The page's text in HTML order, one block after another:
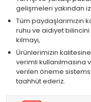
gelişmeleri yakından
Tüm paydaşlarımızın
ruhu ve aidiyet
kılmayı,
Ürünlerimizin
verimli kullanılmasına
verilen öneme
taahhüt ederiz.